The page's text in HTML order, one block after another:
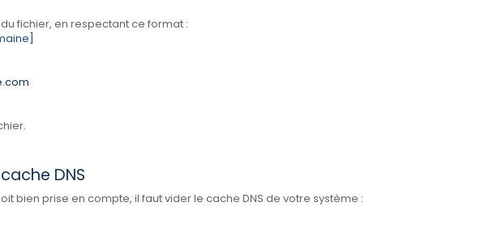
fichier, en respectant ce format :
DNS
bien prise en compte, il faut vider le cache DNS de votre système :